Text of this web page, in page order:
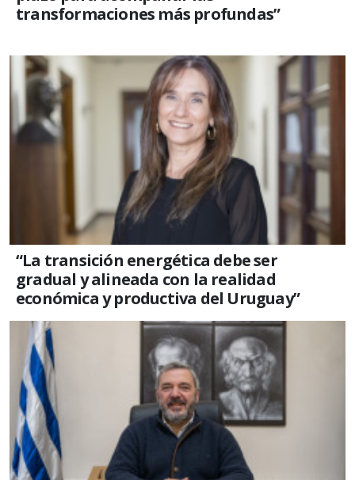
transformaciones más profundas”
“La transición energética debe ser
gradual y alineada con la realidad
económica y productiva del Uruguay”